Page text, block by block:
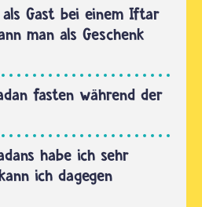
Gast bei einem Iftar
man als Geschenk
fasten während der
habe ich sehr
ich dagegen